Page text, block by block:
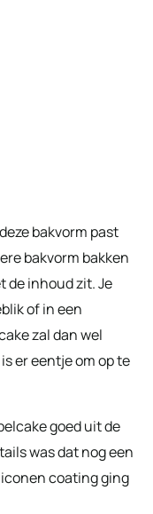
bakvorm past
bakvorm bakken
de inhoud zit. Je
of in een
zal dan wel
er eentje om op te
goed uit de
was dat nog een
coating ging